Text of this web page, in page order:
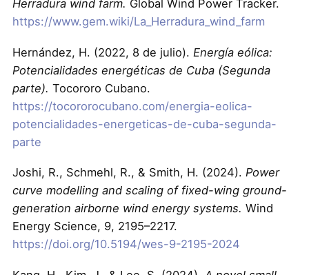
Herradura wind farm. Global Wind Power Tracker.
https://www.gem.wiki/La_Herradura_wind_farm
Hernández, H. (2022, 8 de julio). Energía eólica:
Potencialidades energéticas de Cuba (Segunda
parte). Tocororo Cubano.
https://tocororocubano.com/energia-eolica-
potencialidades-energeticas-de-cuba-segunda-
parte
Joshi, R., Schmehl, R., & Smith, H. (2024). Power
curve modelling and scaling of fixed-wing ground-
generation airborne wind energy systems. Wind
Energy Science, 9, 2195–2217.
https://doi.org/10.5194/wes-9-2195-2024